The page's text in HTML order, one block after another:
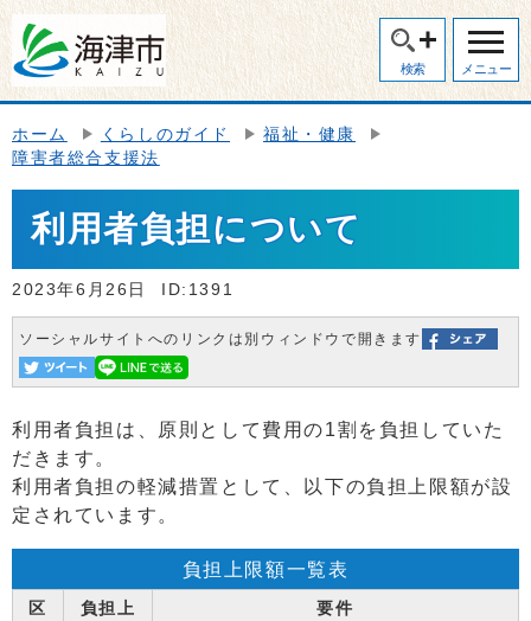
検索 メニュー
ホーム くらしのガイド
福祉・健康
障害者総合支援法
利用者負担について
2023年6月26日 ID:1391
ソーシャルサイトへのリンクは別ウィンドウで開きます
利用者負担は、原則として費用の1割を負担していた
だきます。
利用者負担の軽減措置として、以下の負担上限額が設
定されています。
負担上限額一覧表
区
負担上
要件